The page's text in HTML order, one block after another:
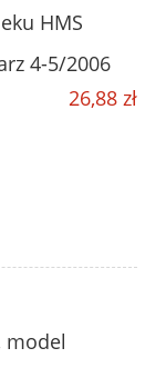
HMS
4-5/2006
26,88 zł
model